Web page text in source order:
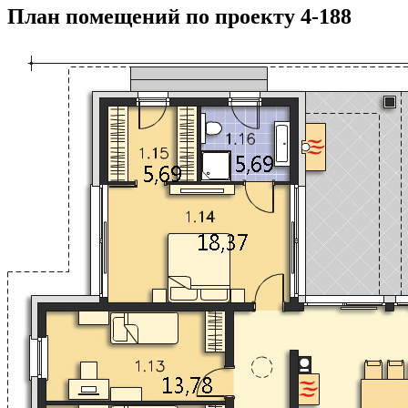
План помещений по проекту 4-188